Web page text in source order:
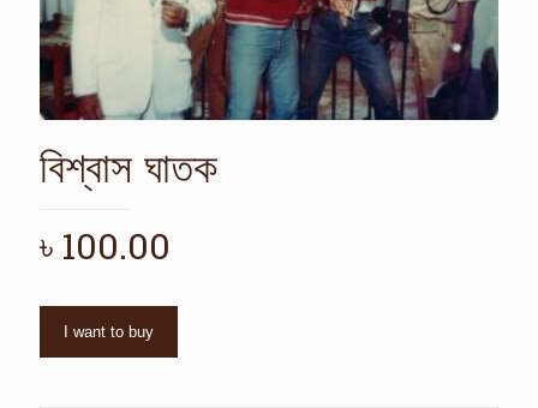
বিশ্বাস ঘাতক
৳ 100.00
I want to buy